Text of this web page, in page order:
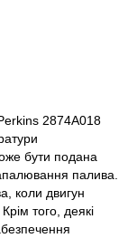
2874A018
бути подана
палива.
коли двигун
того, деякі